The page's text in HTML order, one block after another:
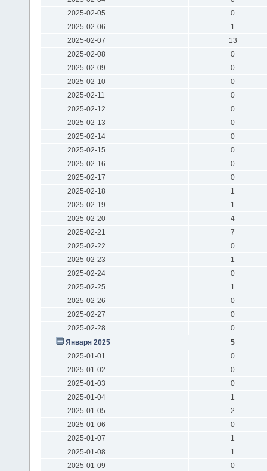
2025-02-05
0
2025-02-06
1
2025-02-07
13
2025-02-08
0
2025-02-09
0
2025-02-10
0
2025-02-11
0
2025-02-12
0
2025-02-13
0
2025-02-14
0
2025-02-15
0
2025-02-16
0
2025-02-17
0
2025-02-18
1
2025-02-19
1
2025-02-20
4
2025-02-21
7
2025-02-22
0
2025-02-23
1
2025-02-24
0
2025-02-25
1
2025-02-26
0
2025-02-27
0
2025-02-28
0
Января 2025
5
2025-01-01
0
2025-01-02
0
2025-01-03
0
2025-01-04
1
2025-01-05
2
2025-01-06
0
2025-01-07
1
2025-01-08
1
2025-01-09
0